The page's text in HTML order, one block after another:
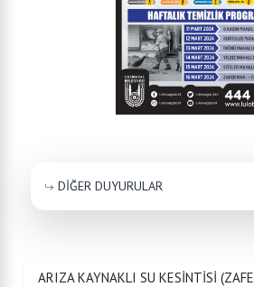
DİĞER DUYURULAR
ARIZA KAYNAKLI SU KESİNTİSİ